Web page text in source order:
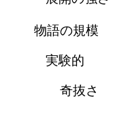
奇抜さ
実験的
物語の規模